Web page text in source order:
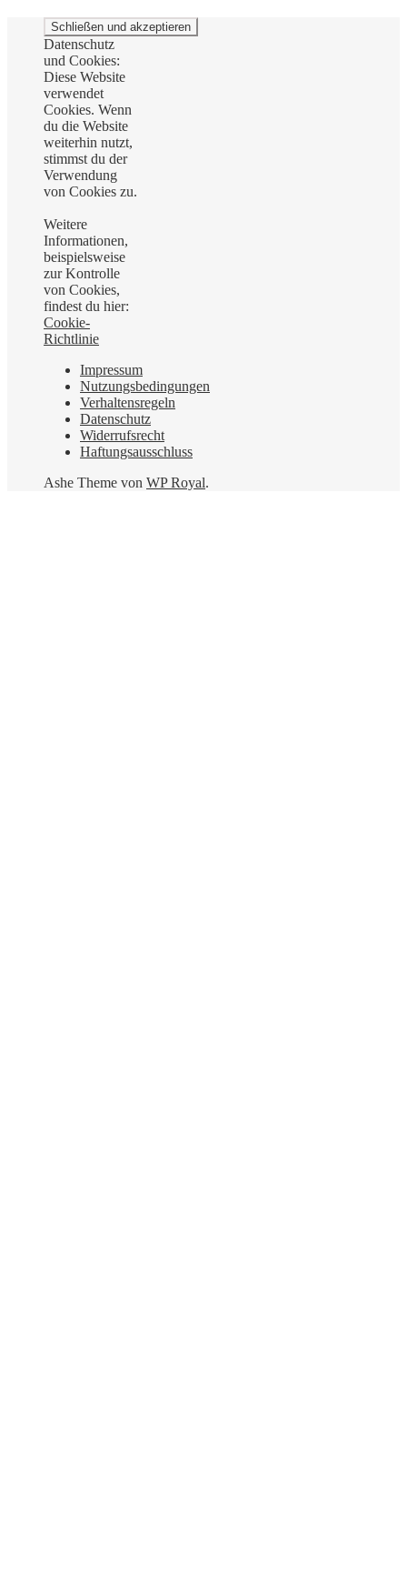
Datenschutz
und Cookies:
Diese Website
verwendet
Cookies. Wenn
du die Website
weiterhin nutzt,
stimmst du der
Verwendung
von Cookies zu.
Weitere
Informationen,
beispielsweise
zur Kontrolle
von Cookies,
findest du hier:
Cookie-
Richtlinie
Impressum
Nutzungsbedingungen
Verhaltensregeln
Datenschutz
Widerrufsrecht
Haftungsausschluss
Ashe Theme von WP Royal.